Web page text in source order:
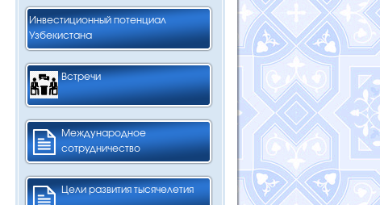
Инвестиционный потенциал
Узбекистана
Встречи
Международное
сотрудничество
Цели развития тысячелетия